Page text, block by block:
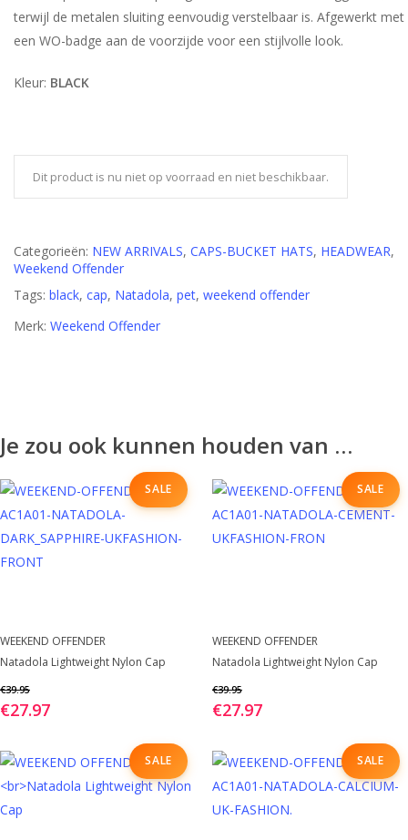
terwijl de metalen sluiting eenvoudig verstelbaar is. Afgewerkt met
een WO-badge aan de voorzijde voor een stijlvolle look.
Kleur: BLACK
Dit product is nu niet op voorraad en niet beschikbaar.
Categorieën: NEW ARRIVALS, CAPS-BUCKET HATS, HEADWEAR,
Weekend Offender
Tags: black, cap, Natadola, pet, weekend offender
Merk: Weekend Offender
Je zou ook kunnen houden van …
SALE
BEKIJK
Dit
product
meerdere
Deze
optie
WEEKEND OFFENDER
Natadola Lightweight Nylon Cap
€39.95
€27.97
SALE
BEKIJK
Dit
product
meerdere
Deze
optie
kan
WEEKEND OFFENDER
Natadola Lightweight Nylon Cap
€39.95
€27.97
SALE SALE